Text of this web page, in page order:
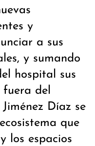
y
a sus
y sumando
hospital sus
fuera del
Díaz se
que
los espacios